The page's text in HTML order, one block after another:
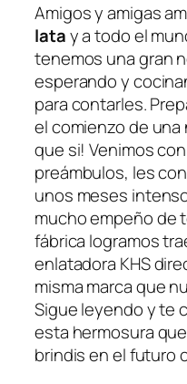
Amigos y amigas
latay a todo el
tenemos una gran
esperando y
para contarles.
el comienzo de una
que si! Venimos
preámbulos, les
unos meses
mucho empeño de
fábrica logramos
enlatadora KHS
misma marca que
Sigue leyendo y te
esta hermosura
brindis en el futuro